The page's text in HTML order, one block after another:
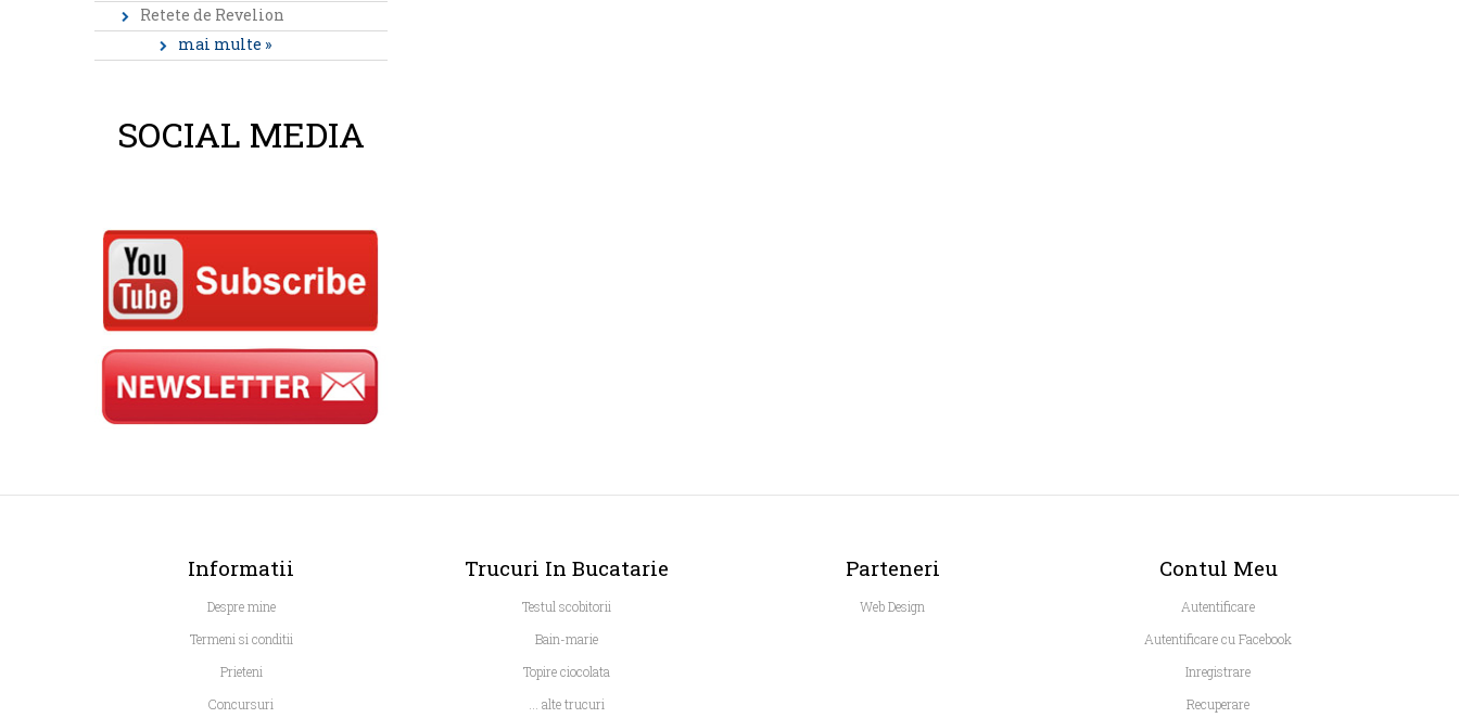
Retete de Revelion
mai multe »
SOCIAL MEDIA
Informatii
Despre mine
Termeni si conditii
Prieteni
Concursuri
Trucuri In Bucatarie
Testul scobitorii
Bain-marie
Topire ciocolata
... alte trucuri
Parteneri
Web Design
Contul Meu
Autentificare
Autentificare cu Facebook
Inregistrare
Recuperare